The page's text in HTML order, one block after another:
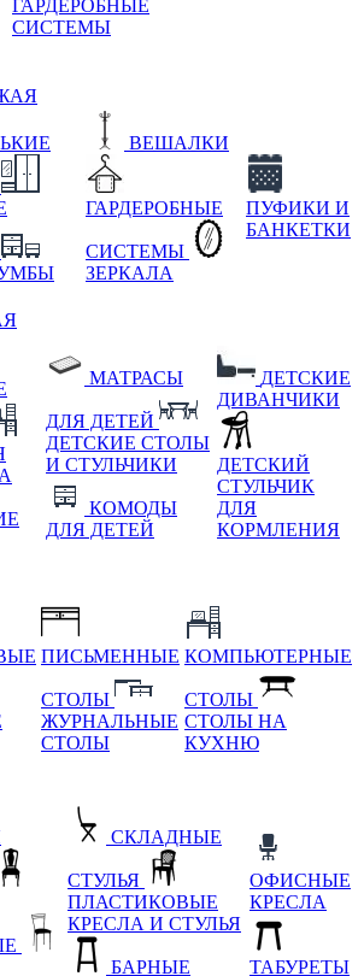
ГАРДЕРОБНЫЕ
СИСТЕМЫ
ВЕШАЛКИ
ГАРДЕРОБНЫЕ
СИСТЕМЫ
ЗЕРКАЛА
ПУФИКИ И
БАНКЕТКИ
МАТРАСЫ
ДЛЯ ДЕТЕЙ
ДЕТСКИЕ СТОЛЫ
И СТУЛЬЧИКИ
КОМОДЫ
ДЛЯ ДЕТЕЙ
ДЕТСКИЕ
ДИВАНЧИКИ
ДЕТСКИЙ
СТУЛЬЧИК
ДЛЯ
КОРМЛЕНИЯ
ПИСЬМЕННЫЕ
СТОЛЫ
ЖУРНАЛЬНЫЕ
СТОЛЫ
КОМПЬЮТЕРНЫЕ
СТОЛЫ
СТОЛЫ НА
КУХНЮ
СКЛАДНЫЕ
СТУЛЬЯ
ПЛАСТИКОВЫЕ
КРЕСЛА И СТУЛЬЯ
БАРНЫЕ
ОФИСНЫЕ
КРЕСЛА
ТАБУРЕТЫ